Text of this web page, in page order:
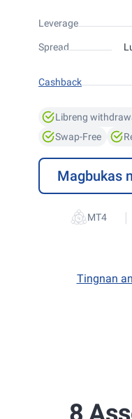
Leverage
Spread
Cashback
Libreng
Swap-Free
Magbukas
|
Tingnan